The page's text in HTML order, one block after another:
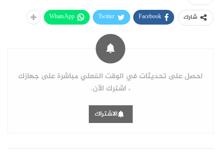
شارك Facebook
Twitter
WhatsApp
احصل على تحديثات في الوقت الفعلي مباشرة على جهازك
، اشترك الآن.
الاشتراك